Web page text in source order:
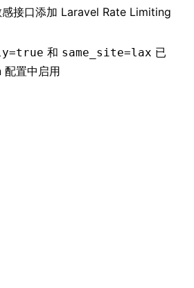
感接口添加 Laravel Rate Limiting
和 same_site=lax 已
配置中启用